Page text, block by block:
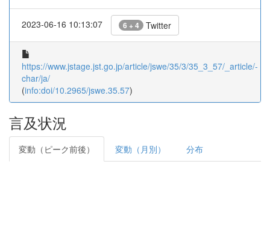
2023-06-16 10:13:07 6 + 4 Twitter
https://www.jstage.jst.go.jp/article/jswe/35/3/35_3_57/_article/-
char/ja/
(info:doi/10.2965/jswe.35.57)
言及状況
変動（ピーク前後） 変動（月別） 分布